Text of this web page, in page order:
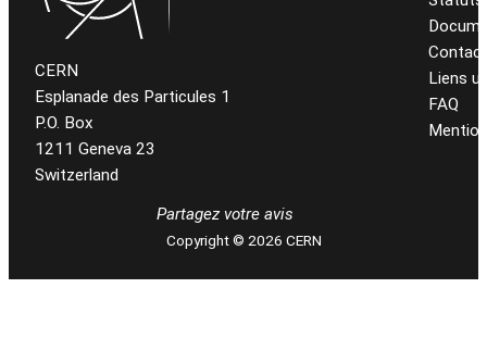
CERN
Esplanade des Particules 1
P.O. Box
1211 Geneva 23
Switzerland
Liens
FAQ
Partagez votre avis
Copyright © 2026 CERN